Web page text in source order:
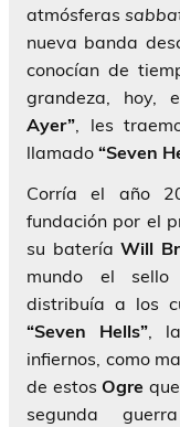
atmósferas
nueva banda
conocían de
grandeza, hoy,
Ayer”, les
llamado “Seven
Corría el año
fundación por el
su bateríaWill
mundo el sello
distribuía a los
“Seven Hells”,
infiernos, como
de estosOgre
segunda